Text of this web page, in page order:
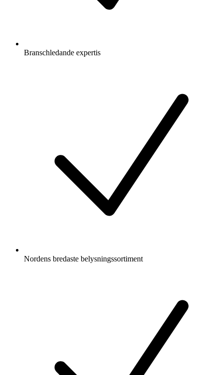
Branschledande expertis
Nordens bredaste belysningssortiment